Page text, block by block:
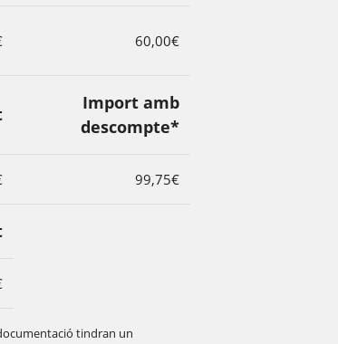
60,00€
Import amb
descompte*
99,75€
tindran un